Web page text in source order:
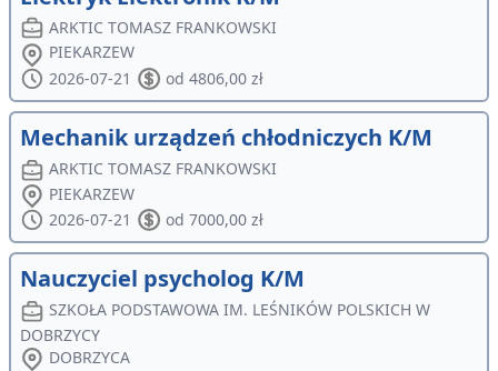
ARKTIC TOMASZ FRANKOWSKI
PIEKARZEW
2026-07-21
od 4806,00 zł
Mechanik urządzeń chłodniczych K/M
ARKTIC TOMASZ FRANKOWSKI
PIEKARZEW
2026-07-21
od 7000,00 zł
Nauczyciel psycholog K/M
SZKOŁA PODSTAWOWA IM. LEŚNIKÓW POLSKICH W
DOBRZYCY
DOBRZYCA